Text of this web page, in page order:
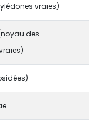
vraies)
des